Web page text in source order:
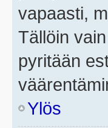
vapaasti,
Tällöin
pyritään
Ylös